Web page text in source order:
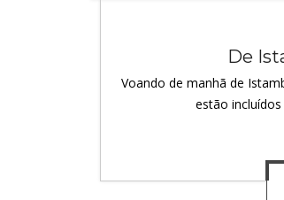
De
Voando de manhã de
estão